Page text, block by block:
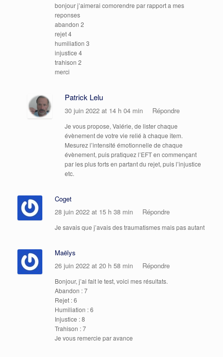
bonjour j’aimerai comorendre par rapport a mes
reponses
abandon 2
rejet 4
humiliation 3
injustice 4
trahison 2
merci
Patrick Lelu
30 juin 2022 at 14 h 04 min Répondre
Je vous propose, Valérie, de lister chaque
évènement de votre vie relié à chaque item.
Mesurez l’intensité émotionnelle de chaque
évènement, puis pratiquez l’EFT en commençant
par les plus forts en partant du rejet, puis l’injustice
etc.
Coget
28 juin 2022 at 15 h 38 min
Répondre
Je savais que j’avais des traumatismes mais pas autant
Maëlys
26 juin 2022 at 20 h 58 min
Répondre
Bonjour, j’ai fait le test, voici mes résultats.
Abandon : 7
Rejet : 6
Humiliation : 6
Injustice : 8
Trahison : 7
Je vous remercie par avance